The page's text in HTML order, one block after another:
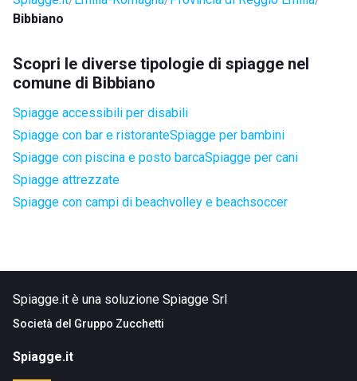
Bibbiano
Scopri le diverse tipologie di spiagge nel
comune di Bibbiano
Spiagge accessibili per disabili
Spiagge con bar e ristoranteSpiagge per bambini
Spiagge con piscina e posto barcaSpiagge per cani
Spiagge attrezzate
Spiagge con campi di beachvolley e beachsoccer
Spiagge.it è una soluzione Spiagge Srl
Società del Gruppo Zucchetti
Spiagge.it